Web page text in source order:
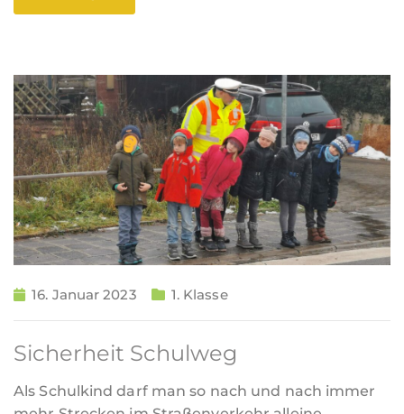
16. Januar 2023 1. Klasse
Sicherheit Schulweg
Als Schulkind darf man so nach und nach immer